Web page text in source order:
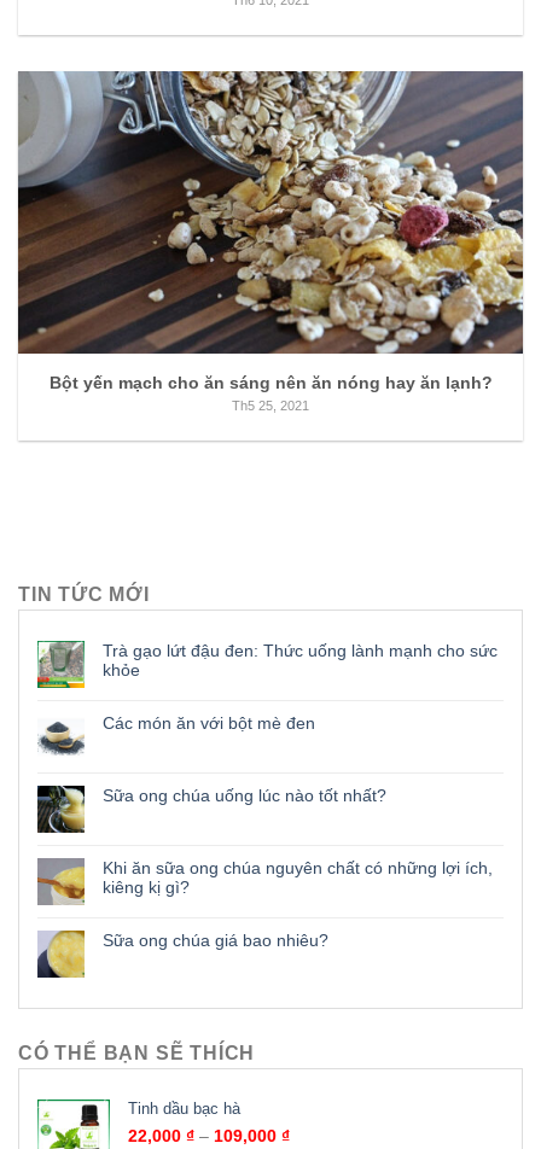
Bột yến mạch cho ăn sáng nên ăn nóng hay ăn lạnh?
Th5 25, 2021
TIN TỨC MỚI
Trà gạo lứt đậu đen: Thức uống lành mạnh cho sức
khỏe
Các món ăn với bột mè đen
Sữa ong chúa uống lúc nào tốt nhất?
Khi ăn sữa ong chúa nguyên chất có những lợi ích,
kiêng kị gì?
Sữa ong chúa giá bao nhiêu?
CÓ THỂ BẠN SẼ THÍCH
Tinh dầu bạc hà
22,000 ₫ – 109,000 ₫